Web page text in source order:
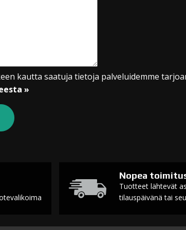
kautta saatuja tietoja palveluidemme
»
Nopea
Tuotteet lähtevät
tilauspäivänä tai